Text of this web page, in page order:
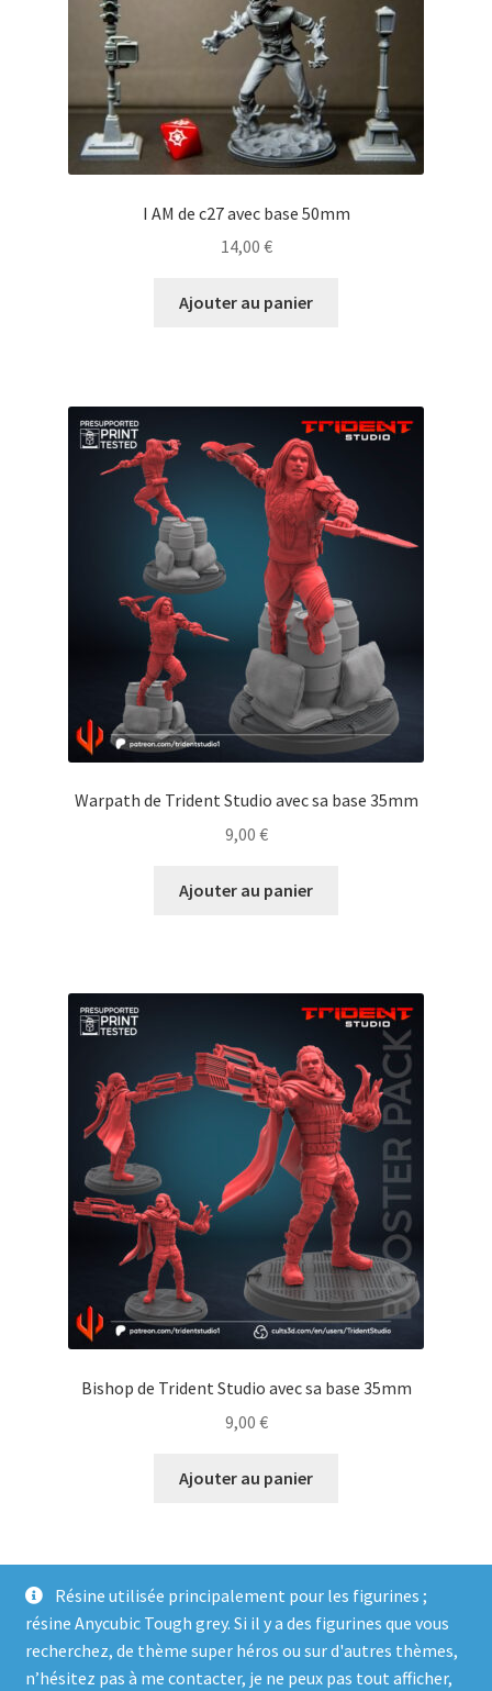
Résine utilisée principalement pour les figurines ;
résine Anycubic Tough grey. Si il y a des figurines que vous
recherchez, de thème super héros ou sur d'autres thèmes,
n’hésitez pas à me contacter, je ne peux pas tout afficher,
I AM de c27 avec base 50mm
14,00 €
Ajouter au panier
Warpath de Trident Studio avec sa base 35mm
9,00 €
Ajouter au panier
Bishop de Trident Studio avec sa base 35mm
9,00 €
Ajouter au panier